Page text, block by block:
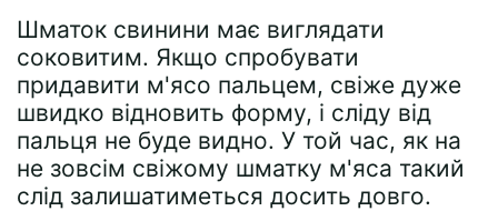
Шматок свинини має виглядати
соковитим. Якщо спробувати
придавити м'ясо пальцем, свіже дуже
швидко відновить форму, і сліду від
пальця не буде видно. У той час, як на
не зовсім свіжому шматку м'яса такий
слід залишатиметься досить довго.